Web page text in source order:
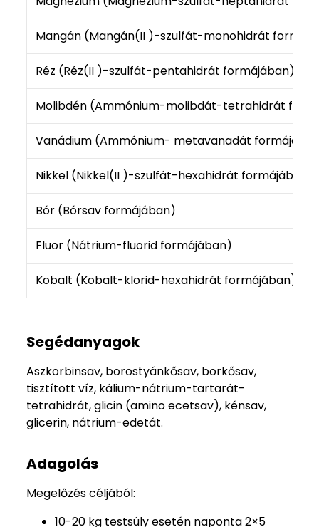
Mangán (Mangán(II )-szulfát-monohidrát
Réz (Réz(II )-szulfát-pentahidrát formájában)
Molibdén (Ammónium-molibdát-tetrahidrát
Vanádium (Ammónium- metavanadát
Nikkel (Nikkel(II )-szulfát-hexahidrát formájában)
Bór (Bórsav formájában)
Fluor (Nátrium-fluorid formájában)
Kobalt (Kobalt-klorid-hexahidrát formájában)
Segédanyagok
Aszkorbinsav, borostyánkősav, borkősav,
tisztított víz, kálium-nátrium-tartarát-
tetrahidrát, glicin (amino ecetsav), kénsav,
glicerin, nátrium-edetát.
Adagolás
Megelőzés céljából:
10-20 kg testsúly esetén naponta 2×5